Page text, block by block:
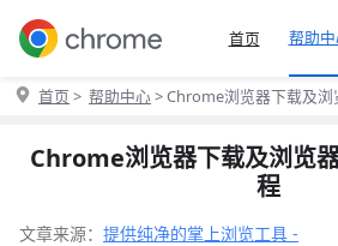
首页 帮助
首页 > 帮助中心> Chrome浏览器下载及
Chrome浏览器下载及浏览
程
文章来源： 提供纯净的掌上浏览工具 -